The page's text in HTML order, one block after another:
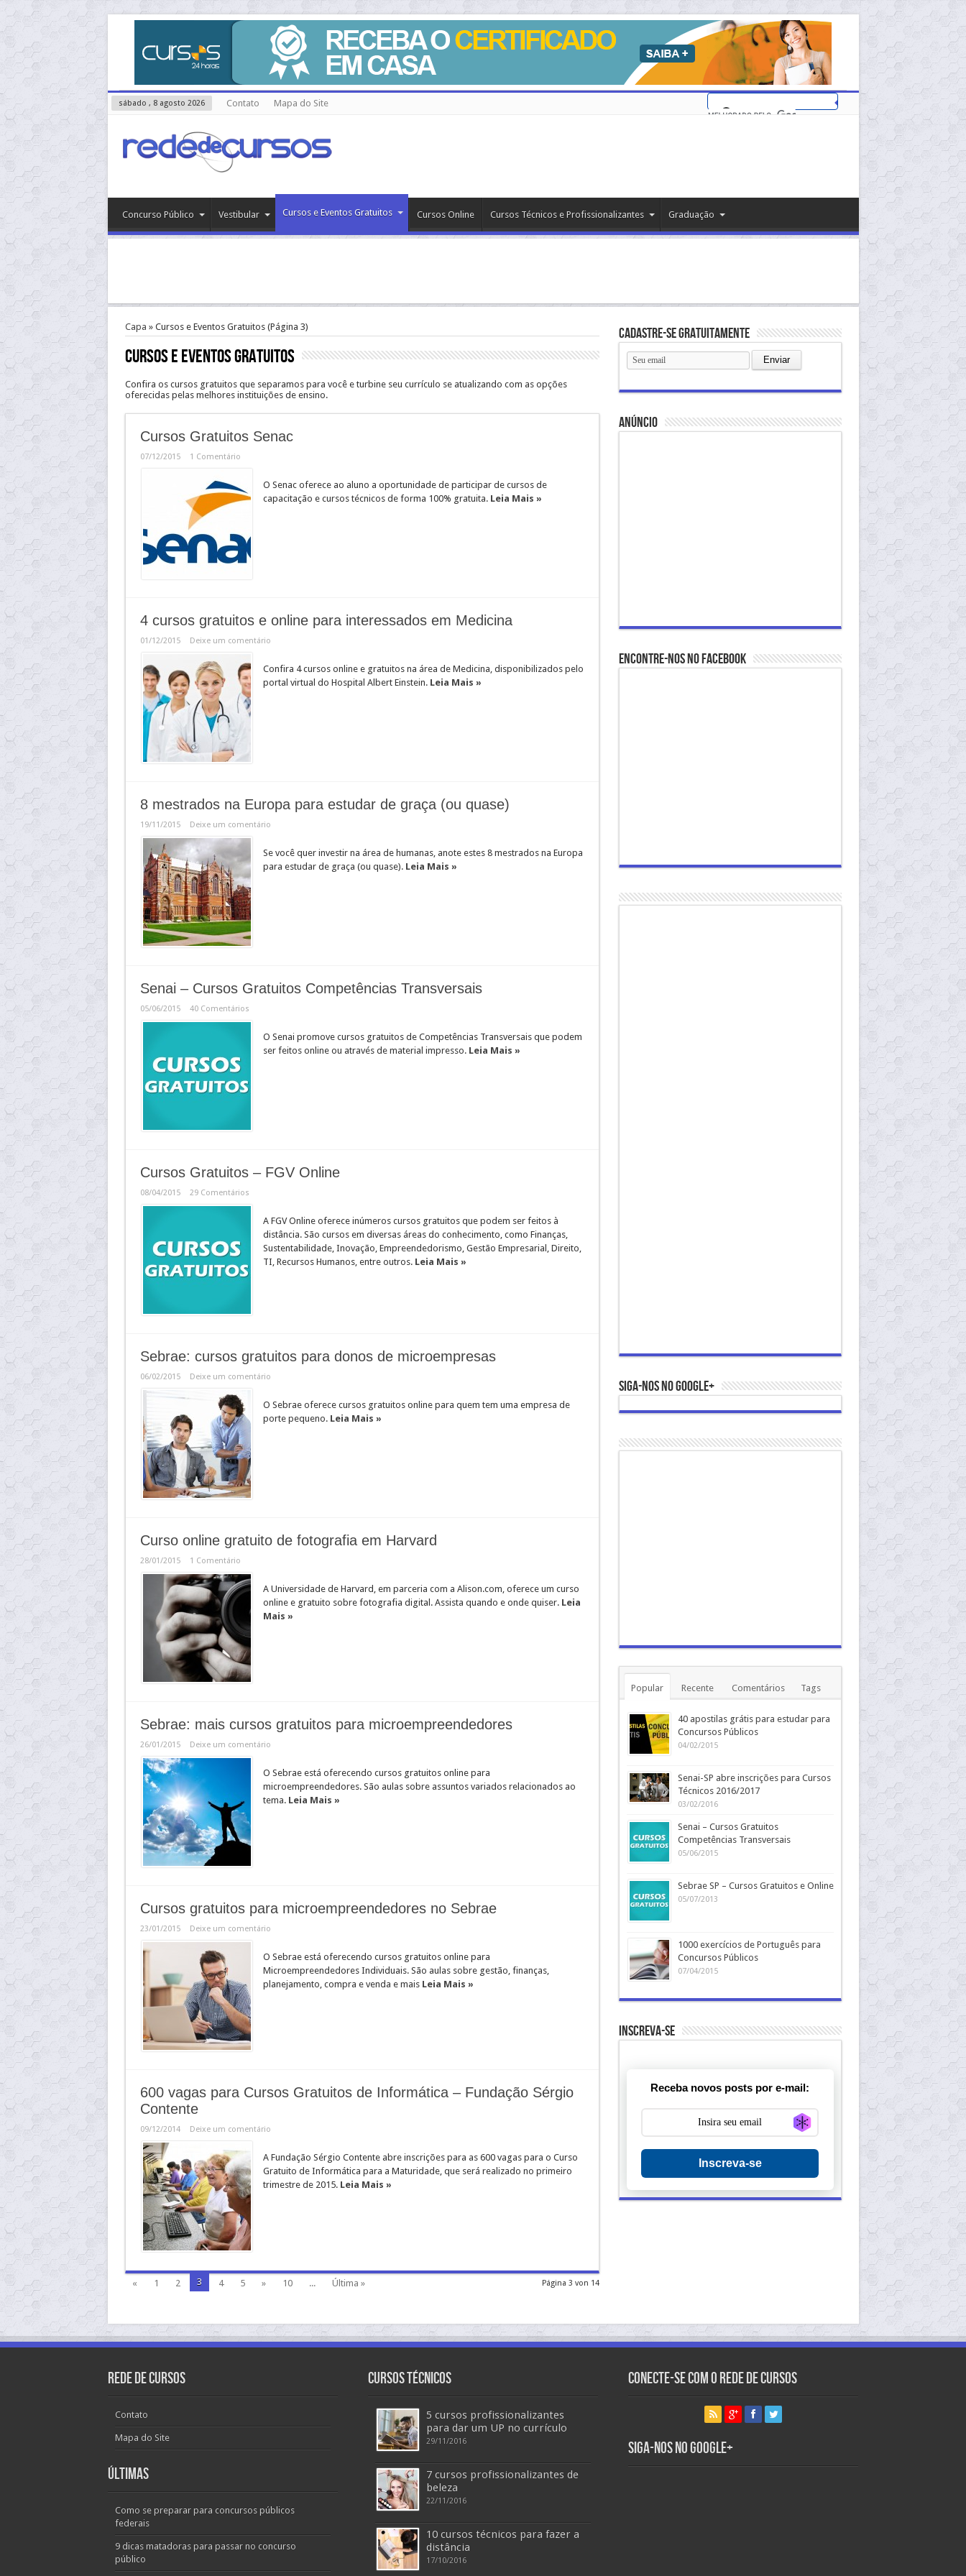
sábado , 8 agosto 2026 Contato Mapa do Site
Concurso Público Vestibular Cursos e Eventos Gratuitos Cursos Online Cursos Técnicos e Profissionalizantes Graduação
Capa » Cursos e Eventos Gratuitos(Página 3)
Cursos e Eventos Gratuitos
Confira os cursos gratuitos que separamos para você e turbine seu currículo se atualizando com as opções
oferecidas pelas melhores instituições de ensino.
Cursos Gratuitos Senac
07/12/2015 1 Comentário
O Senac oferece ao aluno a oportunidade de participar de cursos de
capacitação e cursos técnicos de forma 100% gratuita. Leia Mais »
4 cursos gratuitos e online para interessados em Medicina
01/12/2015 Deixe um comentário
Confira 4 cursos online e gratuitos na área de Medicina, disponibilizados pelo
portal virtual do Hospital Albert Einstein. Leia Mais »
8 mestrados na Europa para estudar de graça (ou quase)
19/11/2015 Deixe um comentário
Se você quer investir na área de humanas, anote estes 8 mestrados na Europa
para estudar de graça (ou quase). Leia Mais »
Senai – Cursos Gratuitos Competências Transversais
05/06/2015 40 Comentários
O Senai promove cursos gratuitos de Competências Transversais que podem
ser feitos online ou através de material impresso. Leia Mais »
Cursos Gratuitos – FGV Online
08/04/2015 29 Comentários
A FGV Online oferece inúmeros cursos gratuitos que podem ser feitos à
distância. São cursos em diversas áreas do conhecimento, como Finanças,
Sustentabilidade, Inovação, Empreendedorismo, Gestão Empresarial, Direito,
TI, Recursos Humanos, entre outros. Leia Mais »
Sebrae: cursos gratuitos para donos de microempresas
06/02/2015 Deixe um comentário
O Sebrae oferece cursos gratuitos online para quem tem uma empresa de
porte pequeno. Leia Mais »
Curso online gratuito de fotografia em Harvard
28/01/2015 1 Comentário
A Universidade de Harvard, em parceria com a Alison.com, oferece um curso
online e gratuito sobre fotografia digital. Assista quando e onde quiser. Leia
Mais »
Sebrae: mais cursos gratuitos para microempreendedores
26/01/2015 Deixe um comentário
O Sebrae está oferecendo cursos gratuitos online para
microempreendedores. São aulas sobre assuntos variados relacionados ao
tema. Leia Mais »
Cursos gratuitos para microempreendedores no Sebrae
23/01/2015 Deixe um comentário
O Sebrae está oferecendo cursos gratuitos online para
Microempreendedores Individuais. São aulas sobre gestão, finanças,
planejamento, compra e venda e mais Leia Mais »
600 vagas para Cursos Gratuitos de Informática – Fundação Sérgio
Contente
09/12/2014 Deixe um comentário
A Fundação Sérgio Contente abre inscrições para as 600 vagas para o Curso
Gratuito de Informática para a Maturidade, que será realizado no primeiro
trimestre de 2015. Leia Mais »
Página 3 von 14
« 1 2 3 4 5 » 10 ... Última »
Cadastre-se gratuitamente
anúncio
Encontre-nos no Facebook
Siga-nos no Google+
Popular Recente Comentários Tags
40 apostilas grátis para estudar para
Concursos Públicos
04/02/2015
Senai-SP abre inscrições para Cursos
Técnicos 2016/2017
03/02/2016
Senai – Cursos Gratuitos
Competências Transversais
05/06/2015
Sebrae SP – Cursos Gratuitos e Online
05/07/2013
1000 exercícios de Português para
Concursos Públicos
07/04/2015
Inscreva-se
Receba novos posts por e-mail:
Inscreva-se
Rede de Cursos
Contato
Mapa do Site
Últimas
Como se preparar para concursos públicos
federais
9 dicas matadoras para passar no concurso
público
Cursos Técnicos
5 cursos profissionalizantes
para dar um UP no currículo
29/11/2016
7 cursos profissionalizantes de
beleza
22/11/2016
10 cursos técnicos para fazer a
distância
17/10/2016
Conecte-se com o Rede de Cursos
Siga-nos no Google+